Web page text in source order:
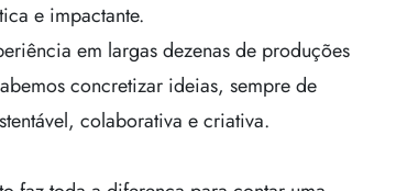
e impactante.
em largas dezenas de produções
concretizar ideias, sempre de
colaborativa e criativa.